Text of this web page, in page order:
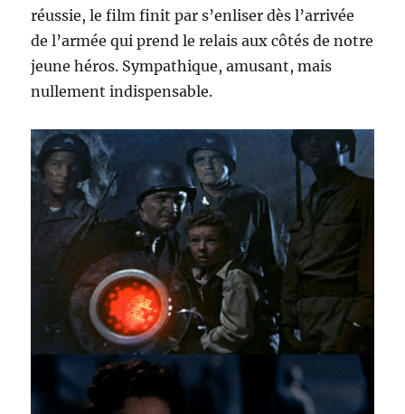
réussie, le film finit par s’enliser dès l’arrivée
de l’armée qui prend le relais aux côtés de notre
jeune héros. Sympathique, amusant, mais
nullement indispensable.